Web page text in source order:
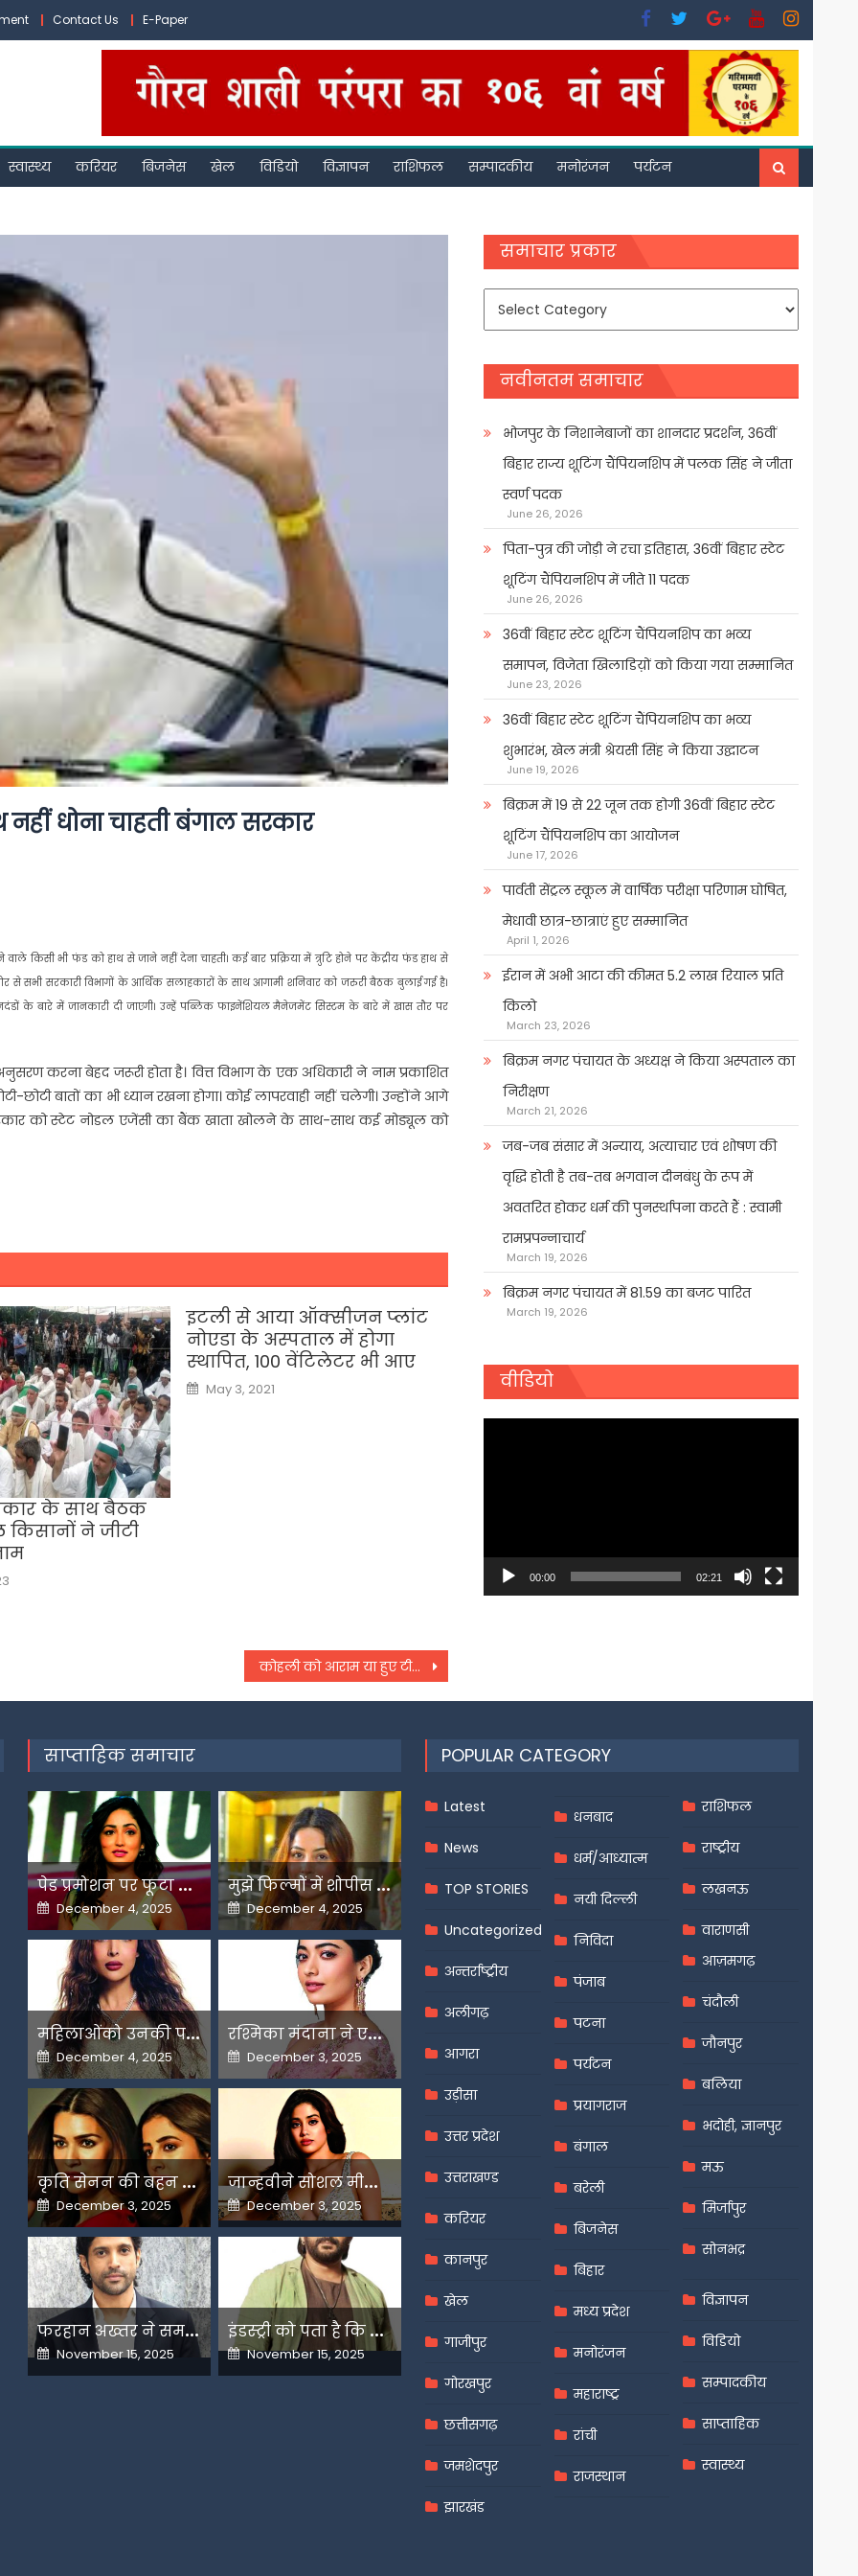
Contact Us E-Paper
स्वास्थ्य करियर बिजनेस खेल विडियो विज्ञापन राशिफल सम्पादकीय मनोरंजन पर्यटन
धोना चाहती बंगाल सरकार
किसी भी फंड को हाथ से जाने नहीं देना चाहती। कई बार प्रक्रिया में त्रुटि होने पर केंद्रीय फंड हाथ से
से सभी सरकारी विभागों के आर्थिक सलाहकारों के साथ आगामी शनिवार को जरुरी बैठक बुलाई गई है।
के बारे में जानकारी दी जाएगी। उन्हें पब्लिक फाइनेंशियल मैनेजमेंट सिस्टम के बारे में खास तौर पर
करना बेहद जरूरी होता है। वित्त विभाग के एक अधिकारी ने नाम प्रकाशित
बातों का भी ध्यान रखना होगा। कोई लापरवाही नहीं चलेगी। उन्होंने आगे
को स्टेट नोडल एजेंसी का बैंक खाता खोलने के साथ-साथ कई मोड्यूल को
के साथ बैठक
ने जीटी
इटली से आया ऑक्‍सीजन प्‍लांट
नोएडा के अस्‍पताल में होगा
स्‍थापित, 100 वेंटिलेटर भी आए
Posted
on
May 3, 2021
कोहली को आराम या हुए टीम से बाहर, हो रही चर्चा
समाचार प्रकार
समाचार
नवीनतम समाचार
भोजपुर के निशानेबाजों का शानदार प्रदर्शन, 36वीं
बिहार राज्य शूटिंग चैंपियनशिप में पलक सिंह ने जीता
स्वर्ण पदक
June 26, 2026
पिता-पुत्र की जोड़ी ने रचा इतिहास, 36वीं बिहार स्टेट
शूटिंग चैंपियनशिप में जीते 11 पदक
June 26, 2026
36वीं बिहार स्टेट शूटिंग चैंपियनशिप का भव्य
समापन, विजेता खिलाडिय़ों को किया गया सम्मानित
June 23, 2026
36वीं बिहार स्टेट शूटिंग चैंपियनशिप का भव्य
शुभारंभ, खेल मंत्री श्रेयसी सिंह ने किया उद्घाटन
June 19, 2026
बिक्रम में 19 से 22 जून तक होगी 36वीं बिहार स्टेट
शूटिंग चैंपियनशिप का आयोजन
June 17, 2026
पार्वती सेंट्रल स्कूल में वार्षिक परीक्षा परिणाम घोषित,
मेधावी छात्र-छात्राएं हुए सम्मानित
April 1, 2026
ईरान में अभी आटा की कीमत 5.2 लाख रियाल प्रति
किलो
March 23, 2026
बिक्रम नगर पंचायत के अध्यक्ष ने किया अस्पताल का
निरीक्षण
March 21, 2026
जब-जब संसार में अन्याय, अत्याचार एवं शोषण की
वृद्धि होती है तब-तब भगवान दीनबंधु के रूप में
अवतरित होकर धर्म की पुनर्स्थापना करते हैं : स्वामी
रामप्रपन्नाचार्य
March 19, 2026
बिक्रम नगर पंचायत में 81.59 का बजट पारित
March 19, 2026
वीडियो
00:00 02:21
साप्ताहिक समाचार
प
ेड प्रमोशन पर फूटा यामी गौतम का गुस्सा
Posted
on
December 4, 2025
म
ुझे फिल्मों में शोपीस की तरह इस्तेमाल किया गया-शहनाज गिल
Posted
on
December 4, 2025
म
हिलाओंको उनकी पसंद के लिए उन्हें जज किया जाता है-मलाइका
Posted
on
December 4, 2025
र
श्मिका मंदाना ने एआई के बढ़ते दुरुपयोग पर जतायी नाराजगी
Posted
on
December 3, 2025
क
ृति सेनन की बहन नूपुर अगले महीने करेंगी डेस्टिनेशन मैरिज
Posted
on
December 3, 2025
ज
ान्हवीने सोशल मीडियापर उठाये सवाल
Posted
on
December 3, 2025
फ
रहान अख्तर ने समझाया देशभक्ति और अंधभक्ति का फर्क
Posted
on
November 15, 2025
इ
ंडस्ट्री को पता है कि मैं कहीं नहीं जाने वाला-अरशद वारसी
Posted
on
November 15, 2025
POPULAR CATEGORY
Latest
News
TOP STORIES
Uncategorized
अन्तर्राष्ट्रीय
अलीगढ़
आगरा
उड़ीसा
उत्तर प्रदेश
उत्तराखण्ड
करियर
कानपुर
खेल
गाजीपुर
गोरखपुर
छत्तीसगढ़
जमशेदपुर
झारखंड
धनबाद
धर्म/आध्यात्म
नयी दिल्ली
निविदा
पंजाब
पटना
पर्यटन
प्रयागराज
बंगाल
बरेली
बिजनेस
बिहार
मध्य प्रदेश
मनोरंजन
महाराष्ट्र
रांची
राजस्थान
राशिफल
राष्ट्रीय
लखनऊ
वाराणसी
आज़मगढ़
चंदौली
जौनपुर
बलिया
भदोही, ज्ञानपुर
मऊ
मिर्जापुर
सोनभद्र
विज्ञापन
विडियो
सम्पादकीय
साप्ताहिक
स्वास्थ्य